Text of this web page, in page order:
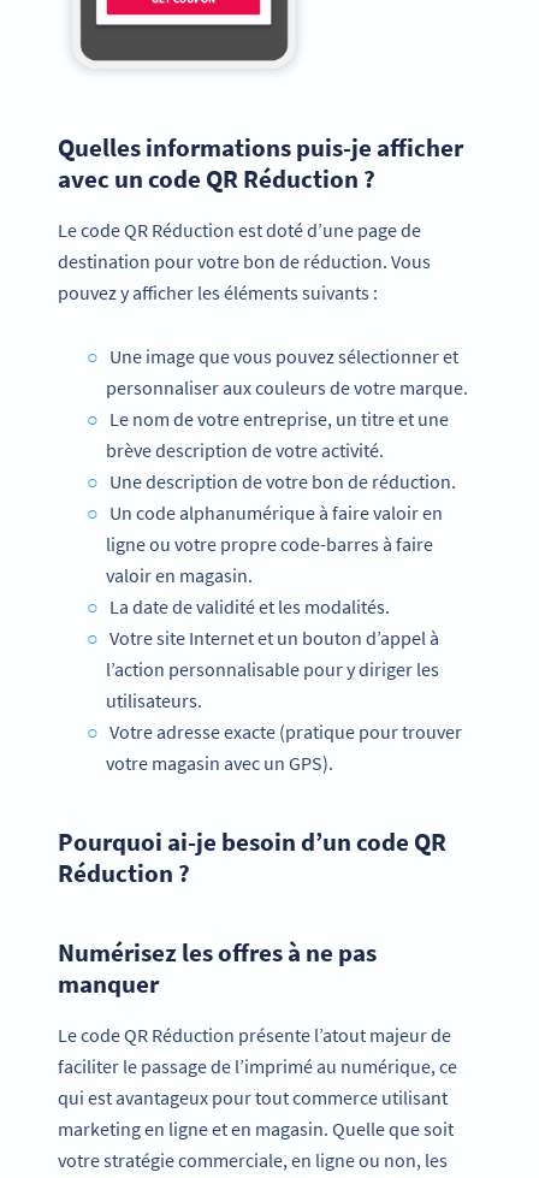
Quelles informations puis-je afficher
avec un code QR Réduction ?
Le code QR Réduction est doté d’une page de
destination pour votre bon de réduction. Vous
pouvez y afficher les éléments suivants :
Une image que vous pouvez sélectionner et
personnaliser aux couleurs de votre marque.
Le nom de votre entreprise, un titre et une
brève description de votre activité.
Une description de votre bon de réduction.
Un code alphanumérique à faire valoir en
ligne ou votre propre code-barres à faire
valoir en magasin.
La date de validité et les modalités.
Votre site Internet et un bouton d’appel à
l’action personnalisable pour y diriger les
utilisateurs.
Votre adresse exacte (pratique pour trouver
votre magasin avec un GPS).
Pourquoi ai-je besoin d’un code QR
Réduction ?
Numérisez les offres à ne pas
manquer
Le code QR Réduction présente l’atout majeur de
faciliter le passage de l’imprimé au numérique, ce
qui est avantageux pour tout commerce utilisant
marketing en ligne et en magasin. Quelle que soit
votre stratégie commerciale, en ligne ou non, les